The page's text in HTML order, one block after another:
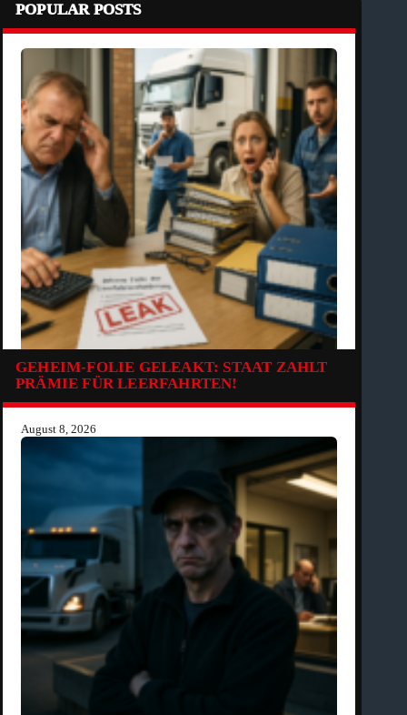
POPULAR POSTS
GEHEIM-FOLIE GELEAKT: STAAT ZAHLT
PRÄMIE FÜR LEERFAHRTEN!
August 8, 2026